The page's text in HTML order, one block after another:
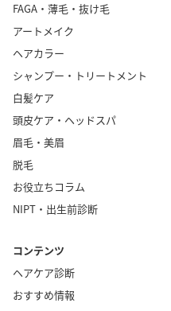
FAGA・薄毛・抜け毛
アートメイク
ヘアカラー
シャンプー・トリートメント
白髪ケア
頭皮ケア・ヘッドスパ
眉毛・美眉
脱毛
お役立ちコラム
NIPT・出生前診断
コンテンツ
ヘアケア診断
おすすめ情報